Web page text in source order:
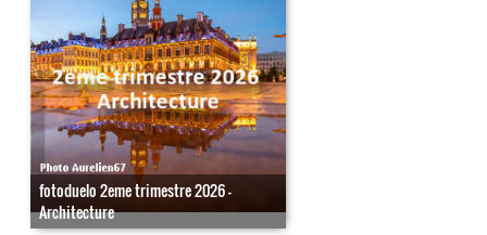
fotoduelo 2eme trimestre 2026 -
Architecture